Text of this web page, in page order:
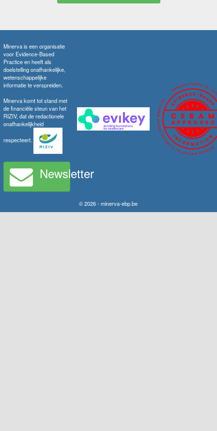
Minerva is een organisatie
voor Evidence-Based
Practice en heeft als
doelstelling onafhankelijke,
wetenschappelijke
informatie te verspreiden.
Minerva komt tot stand met
de financiële steun van het
RIZIV, dat de redactionele
onafhankelijkheid
respecteert.
Newsletter
© 2026 - minerva-ebp.be